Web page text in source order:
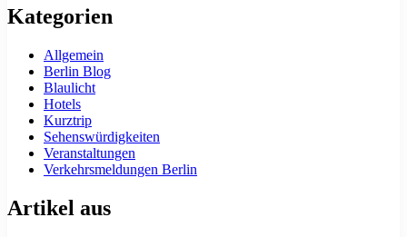
Kategorien
Allgemein
Berlin Blog
Blaulicht
Hotels
Kurztrip
Sehenswürdigkeiten
Veranstaltungen
Verkehrsmeldungen Berlin
Artikel aus